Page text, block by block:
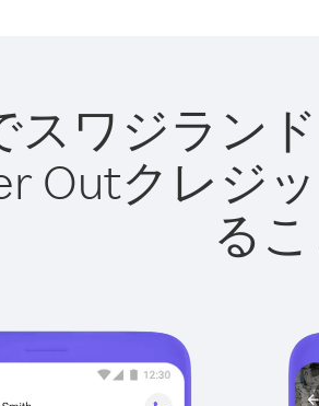
スワジラン
Outクレジ
る